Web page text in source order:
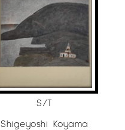
S/T
Shigeyoshi Koyama